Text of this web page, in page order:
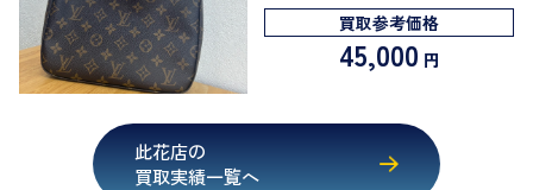
買取参考価格
45,000 円
此花店の
買取実績一覧へ